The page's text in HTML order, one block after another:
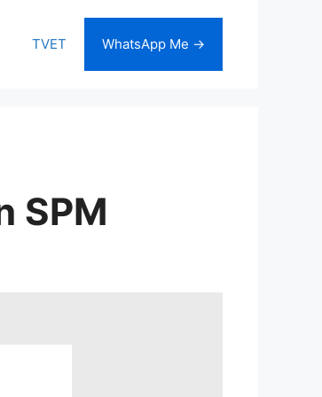
TVET WhatsApp Me →
SPM